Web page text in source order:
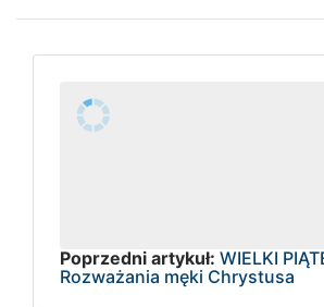
Poprzedni artykuł: WIELKI
Rozważania męki Chrystusa